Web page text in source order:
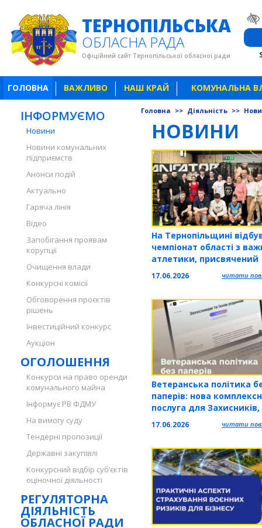
ТЕРНОПІЛЬСЬКА
ОБЛАСНА РАДА
Офіційний сайт Тернопільської обласної ради
ГОЛОВНА ВАЖЛИВО НАШ КРАЙ КОМУНАЛЬНА
ІНФОРМУЄМО
Новини
Новини комунальних
підприємств
Анонси подій
Актуально
Гаряча лінія
Відео
Запобігання проявам
корупції
Очищення влади
Конкурсні комісії
Обговорення проєктів
рішень
Інвестиційний конкурс
Аукціон
ОГОЛОШЕННЯ
Конкурси на право оренди
комунального майна
Інформує РВ ФДМУ
На вимогу суду
Тендерні пропозиції
Державні закупівлі
Конкурсний відбір суб’єктів
оціночної діяльності
РЕГУЛЯТОРНА
ДІЯЛЬНІСТЬ
ОБЛАСНОЇ РАДИ
Головна >> Діяльність >>
НОВИНИ
На Тернопільщині
чемпіонат області з
атлетики, присвячений
17.06.2026 читати
Ветеранська політика
паперів: нова
послуга для Захисників,
Захисниць та їхніх
17.06.2026 читати